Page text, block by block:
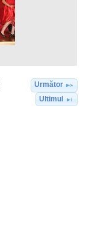
Următor
Ultimul